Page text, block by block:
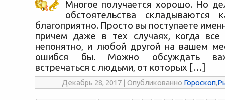
Многое получается хорошо. Но
обстоятельства складываются
благоприятно. Просто вы поступаете
причем даже в тех случаях, когда все
непонятно, и любой другой на вашем
ошибся бы. Можно обсуждать
встречаться с людьми, от которых […]
Декабрь 28, 2017 | Опубликованно Гороскоп,